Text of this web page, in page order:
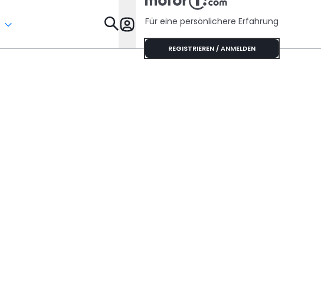
Specials
Für eine persönlichere Erfahrung
REGISTRIEREN / ANMELDEN